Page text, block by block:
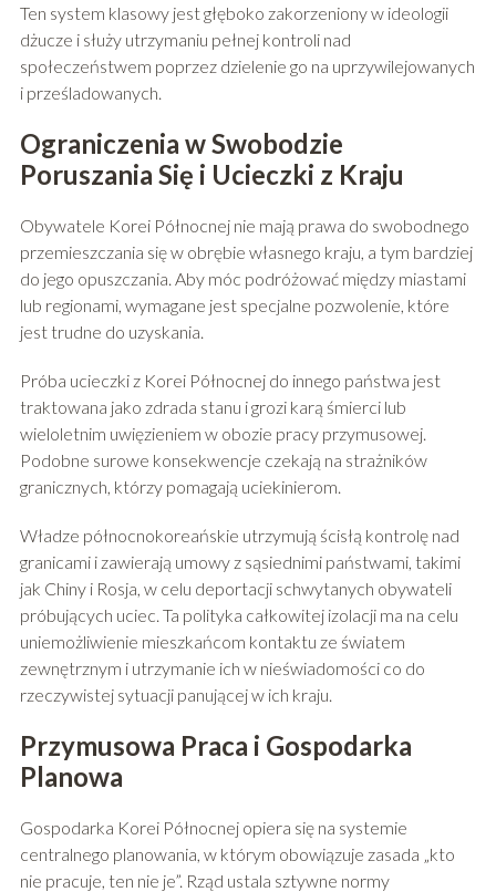
Ten system klasowy jest głęboko zakorzeniony w ideologii
dżucze i służy utrzymaniu pełnej kontroli nad
społeczeństwem poprzez dzielenie go na uprzywilejowanych
i prześladowanych.
Ograniczenia w Swobodzie
Poruszania Się i Ucieczki z Kraju
Obywatele Korei Północnej nie mają prawa do swobodnego
przemieszczania się w obrębie własnego kraju, a tym bardziej
do jego opuszczania. Aby móc podróżować między miastami
lub regionami, wymagane jest specjalne pozwolenie, które
jest trudne do uzyskania.
Próba ucieczki z Korei Północnej do innego państwa jest
traktowana jako zdrada stanu i grozi karą śmierci lub
wieloletnim uwięzieniem w obozie pracy przymusowej.
Podobne surowe konsekwencje czekają na strażników
granicznych, którzy pomagają uciekinierom.
Władze północnokoreańskie utrzymują ścisłą kontrolę nad
granicami i zawierają umowy z sąsiednimi państwami, takimi
jak Chiny i Rosja, w celu deportacji schwytanych obywateli
próbujących uciec. Ta polityka całkowitej izolacji ma na celu
uniemożliwienie mieszkańcom kontaktu ze światem
zewnętrznym i utrzymanie ich w nieświadomości co do
rzeczywistej sytuacji panującej w ich kraju.
Przymusowa Praca i Gospodarka
Planowa
Gospodarka Korei Północnej opiera się na systemie
centralnego planowania, w którym obowiązuje zasada „kto
nie pracuje, ten nie je”. Rząd ustala sztywne normy